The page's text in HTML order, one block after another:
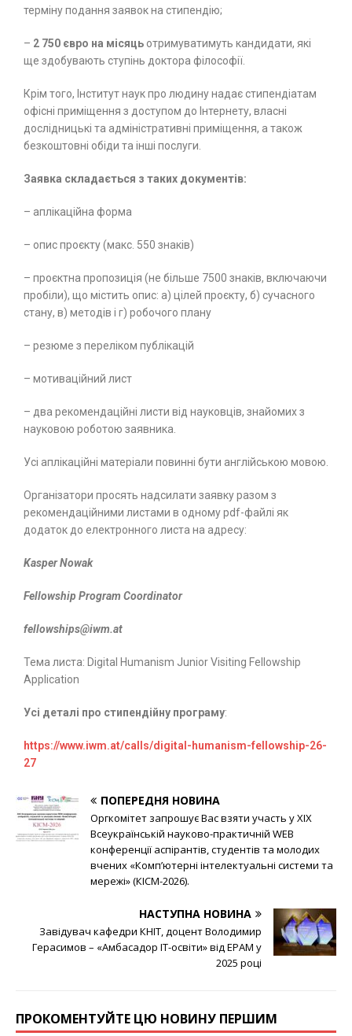
терміну подання заявок на стипендію;
– 2 750 євро на місяць отримуватимуть кандидати, які
ще здобувають ступінь доктора філософії.
Крім того, Інститут наук про людину надає стипендіатам
офісні приміщення з доступом до Інтернету, власні
дослідницькі та адміністративні приміщення, а також
безкоштовні обіди та інші послуги.
Заявка складається з таких документів:
– аплікаційна форма
– опис проєкту (макс. 550 знаків)
– проєктна пропозиція (не більше 7500 знаків, включаючи
пробіли), що містить опис: а) цілей проєкту, б) сучасного
стану, в) методів і г) робочого плану
– резюме з переліком публікацій
– мотиваційний лист
– два рекомендаційні листи від науковців, знайомих з
науковою роботою заявника.
Усі аплікаційні матеріали повинні бути англійською мовою.
Організатори просять надсилати заявку разом з
рекомендаційними листами в одному pdf-файлі як
додаток до електронного листа на адресу:
Kasper Nowak
Fellowship Program Coordinator
fellowships@iwm.at
Тема листа: Digital Humanism Junior Visiting Fellowship
Application
Усі деталі про стипендійну програму:
https://www.iwm.at/calls/digital-humanism-fellowship-26-
27
ПОПЕРЕДНЯ НОВИНА
Оргкомітет запрошує Вас взяти участь у XIX
Всеукраїнській науково-практичній WEB
конференції аспірантів, студентів та молодих
вчених «Комп’ютерні інтелектуальні системи та
мережі» (КІСМ-2026).
НАСТУПНА НОВИНА
Завідувач кафедри КНІТ, доцент Володимир
Герасимов – «Амбасадор ІТ-освіти» від EPAM у
2025 році
ПРОКОМЕНТУЙТЕ ЦЮ НОВИНУ ПЕРШИМ